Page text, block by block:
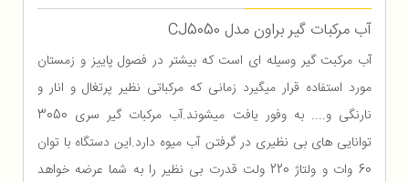
آب مرکبات گیر براون مدل CJ5050
آب مرکبت گیر وسیله ای است که بیشتر در فصول پاییز و زمستان
مورد استفاده قرار میگیرد زمانی که مرکباتی نظیر پرتغال و انار و
نارنگی و.... به وفور یافت میشوند.آب مرکبات گیر سری 3050
توانایی های بی نظیری در گرفتن آب میوه دارد.این دستگاه با توان
60 وات و ولتاژ 220 ولت قدرت بی نظیر را به شما عرضه خواهد